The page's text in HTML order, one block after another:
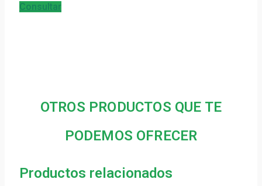
Consultar
OTROS PRODUCTOS QUE TE
PODEMOS OFRECER
Productos relacionados